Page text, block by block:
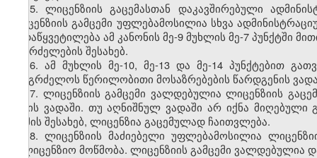
15. ლიცენზიის გაცემასთან დაკავშირებული
ლიცენზიის გამცემი უფლებამოსილია სხვა
გადაწყვეტილება ამ კანონის მე-9 მუხლის მე-7 პუნქტში
გაგრძელების შესახებ.
16. ამ მუხლის მე-10, მე-13 და მე-14 პუნქტებით
გააგრძელოს წერილობითი მოსაზრებების წარდგენის
17. ლიცენზიის გამცემი ვალდებულია ლიცენზიის
დღის ვადაში. თუ აღნიშნულ ვადაში არ იქნა მიღებული
თქმის შესახებ, ლიცენზია გაცემულად ჩაითვლება.
18. ლიცენზიის მაძიებელი უფლებამოსილია
სალიცენზიო მოწმობა. ლიცენზიის გამცემი ვალდებულია